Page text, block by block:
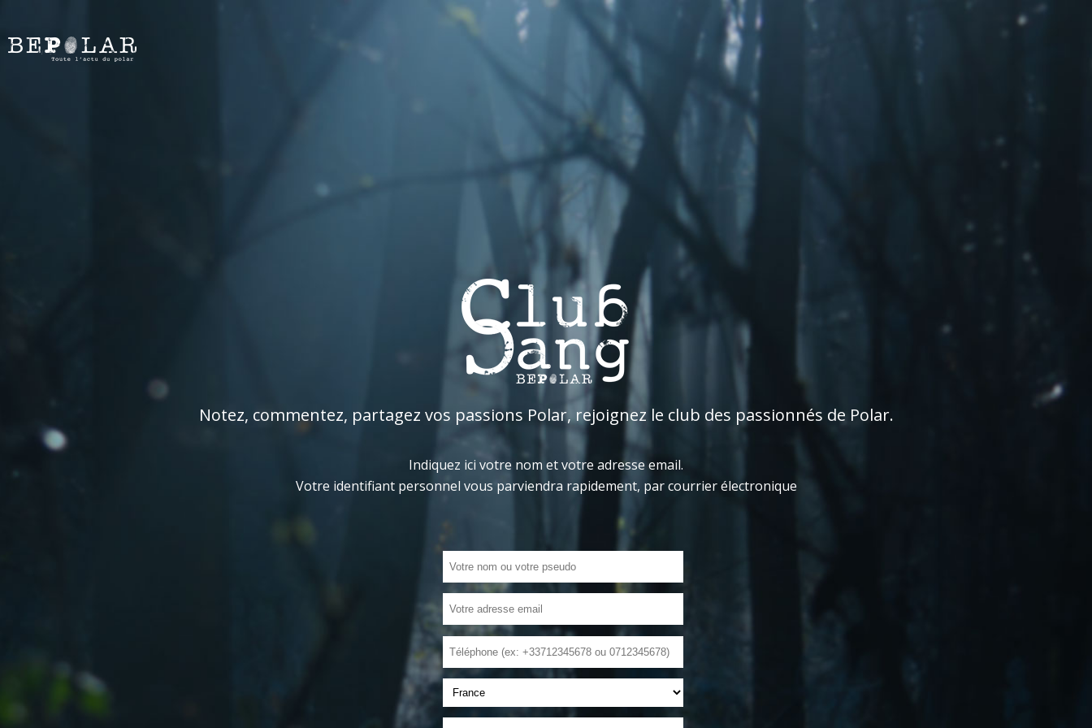
Notez, commentez, partagez vos passions Polar, rejoignez le club des passionnés de Polar.
Indiquez ici votre nom et votre adresse email.
Votre identifiant personnel vous parviendra rapidement, par courrier électronique